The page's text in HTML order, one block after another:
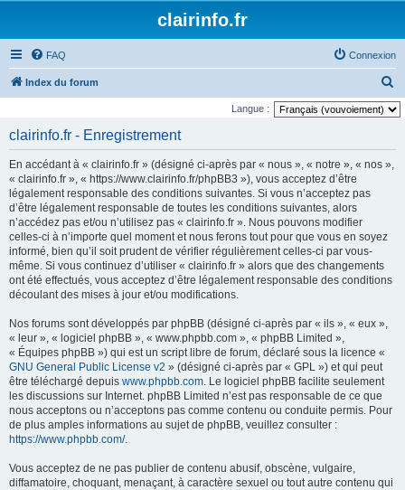
clairinfo.fr
FAQ Connexion
Index du forum
e
Langue :
clairinfo.fr - Enregistrement
En accédant à « clairinfo.fr » (désigné ci-après par « nous », « notre », « nos »,
« clairinfo.fr », « https://www.clairinfo.fr/phpBB3 »), vous acceptez d’être
légalement responsable des conditions suivantes. Si vous n’acceptez pas
d’être légalement responsable de toutes les conditions suivantes, alors
n’accédez pas et/ou n’utilisez pas « clairinfo.fr ». Nous pouvons modifier
celles-ci à n’importe quel moment et nous ferons tout pour que vous en soyez
informé, bien qu’il soit prudent de vérifier régulièrement celles-ci par vous-
même. Si vous continuez d’utiliser « clairinfo.fr » alors que des changements
ont été effectués, vous acceptez d’être légalement responsable des conditions
découlant des mises à jour et/ou modifications.
Nos forums sont développés par phpBB (désigné ci-après par « ils », « eux »,
« leur », « logiciel phpBB », « www.phpbb.com », « phpBB Limited »,
« Équipes phpBB ») qui est un script libre de forum, déclaré sous la licence «
GNU General Public License v2 » (désigné ci-après par « GPL ») et qui peut
être téléchargé depuis www.phpbb.com. Le logiciel phpBB facilite seulement
les discussions sur Internet. phpBB Limited n’est pas responsable de ce que
nous acceptons ou n’acceptons pas comme contenu ou conduite permis. Pour
de plus amples informations au sujet de phpBB, veuillez consulter :
https://www.phpbb.com/.
Vous acceptez de ne pas publier de contenu abusif, obscène, vulgaire,
diffamatoire, choquant, menaçant, à caractère sexuel ou tout autre contenu qui